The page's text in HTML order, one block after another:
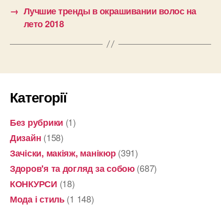
→ Лучшие тренды в окрашивании волос на
лето 2018
Категорії
Без рубрики (1)
Дизайн (158)
Зачіски, макіяж, манікюр(391)
Здоров'я та догляд за собою(687)
КОНКУРСИ (18)
Мода і стиль(1 148)